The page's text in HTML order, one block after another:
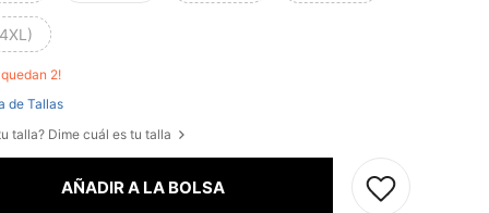
quedan 2!
de Tallas
talla? Dime cuál es tu talla
AÑADIR A LA BOLSA